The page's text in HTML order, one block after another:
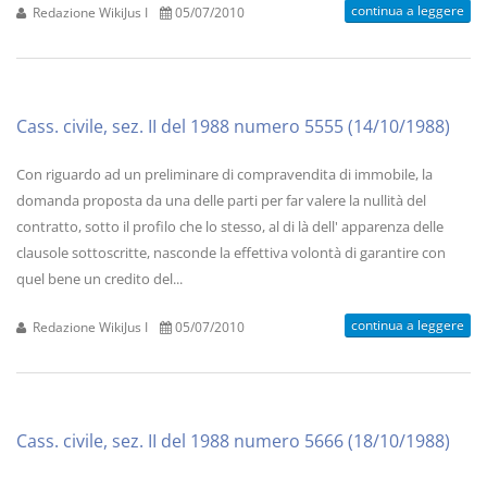
Redazione WikiJus I 05/07/2010 continua a leggere
Cass. civile, sez. II del 1988 numero 5555 (14/10/1988)
Con riguardo ad un preliminare di compravendita di immobile, la
domanda proposta da una delle parti per far valere la nullità del
contratto, sotto il profilo che lo stesso, al di là dell' apparenza delle
clausole sottoscritte, nasconde la effettiva volontà di garantire con
quel bene un credito del...
Redazione WikiJus I 05/07/2010 continua a leggere
Cass. civile, sez. II del 1988 numero 5666 (18/10/1988)